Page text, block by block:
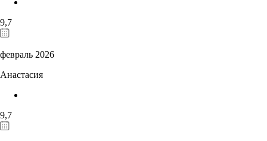
9,7
февраль 2026
Анастасия
9,7